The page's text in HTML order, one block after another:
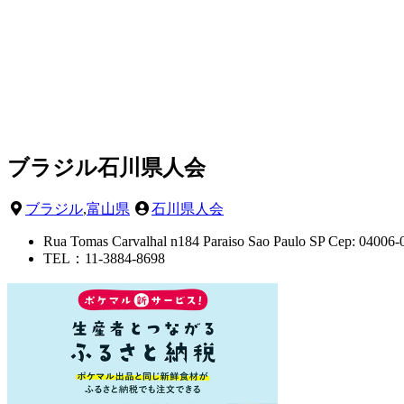
ブラジル石川県人会
ブラジル,富山県 石川県人会
Rua Tomas Carvalhal n184 Paraiso Sao Paulo SP Cep: 04006-
TEL：11-3884-8698